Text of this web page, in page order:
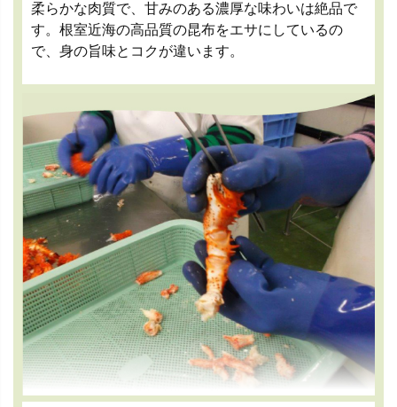
柔らかな肉質で、甘みのある濃厚な味わいは絶品で
す。根室近海の高品質の昆布をエサにしているの
で、身の旨味とコクが違います。